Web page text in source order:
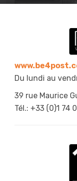
Du lundi au
39 rue Maurice
Tél.: +33 (0)1 74